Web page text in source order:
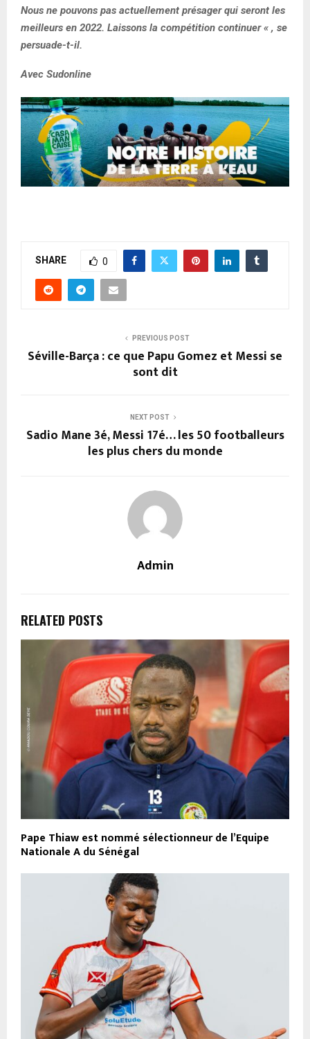
Nous ne pouvons pas actuellement présager qui seront les
meilleurs en 2022. Laissons la compétition continuer « , se
persuade-t-il.
Avec Sudonline
SHARE 0
PREVIOUS POST
Séville-Barça : ce que Papu Gomez et Messi se
sont dit
NEXT POST
Sadio Mane 3é, Messi 17é… les 50 footballeurs
les plus chers du monde
Admin
RELATED POSTS
Pape Thiaw est nommé sélectionneur de l’Equipe
Nationale A du Sénégal